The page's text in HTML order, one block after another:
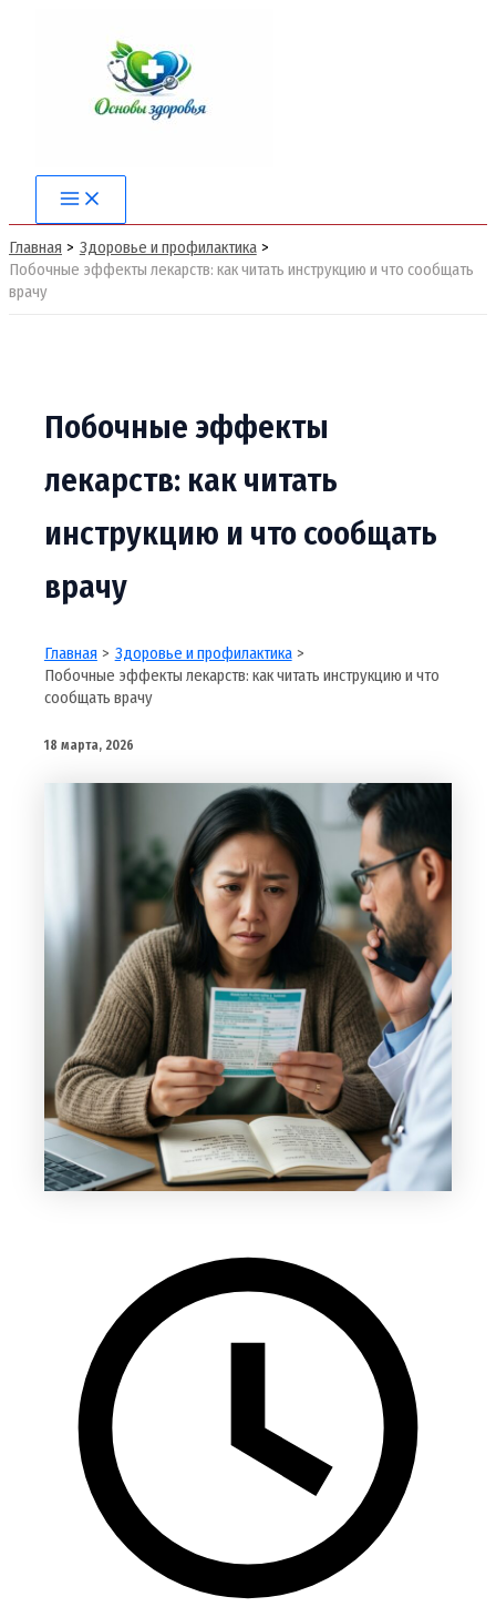
Main
Menu
Главная
Здоровье и профилактика
Побочные эффекты лекарств: как читать инструкцию и что сообщать
врачу
Побочные эффекты
лекарств: как читать
инструкцию и что сообщать
врачу
Главная
Здоровье и профилактика
Побочные эффекты лекарств: как читать инструкцию и что
сообщать врачу
18 марта, 2026